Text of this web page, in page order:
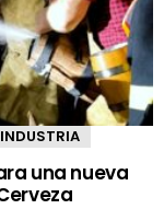
una nueva